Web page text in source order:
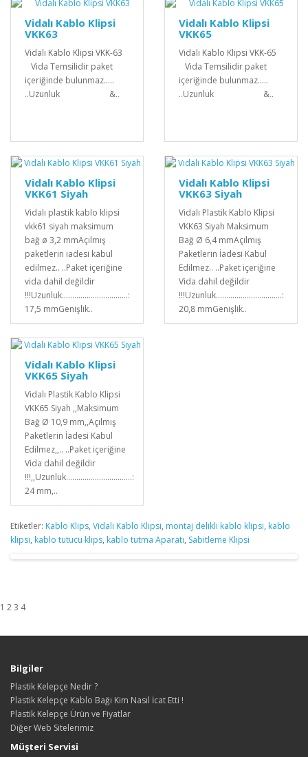
Vidalı Kablo Klipsi
VKK63
Vidalı Kablo Klipsi VKK-63
Vida Temsilidir paket
içeriğinde bulunmaz.....
..Uzunluk &..
Vidalı Kablo Klipsi
VKK65
Vidalı Kablo Klipsi VKK-65
Vida Temsilidir paket
içeriğinde bulunmaz.....
..Uzunluk &..
Vidalı Kablo Klipsi
VKK61 Siyah
Vidalı plastik kablo klipsi
vkk61 siyah maksimum
bağ ø 3,2 mmAçılmış
paketlerin iadesi kabul
edilmez.. ..Paket içeriğine
vida dahil değildir
!!!Uzunluk................................:
17,5 mmGenişlik..
Vidalı Kablo Klipsi
VKK63 Siyah
Vidalı Plastik Kablo Klipsi
VKK63 Siyah Maksimum
Bağ Ø 6,4 mmAçılmış
Paketlerin İadesi Kabul
Edilmez.. ..Paket içeriğine
Vida dahil değildir
!!!Uzunluk................................:
20,8 mmGenişlik..
Vidalı Kablo Klipsi
VKK65 Siyah
Vidalı Plastik Kablo Klipsi
VKK65 Siyah ,,Maksimum
Bağ Ø 10,9 mm,,Açılmış
Paketlerin İadesi Kabul
Edilmez,,.. ..Paket içeriğine
Vida dahil değildir
!!!,,Uzunluk................................:
24 mm,..
Etiketler: Kablo Klips, Vidalı Kablo Klipsi, montaj delikli kablo klipsi, kablo
klipsi, kablo tutucu klips, kablo tutma Aparatı, Sabitleme Klipsi
1 2 3 4
Bilgiler
Plastik Kelepçe Nedir ?
Plastik Kelepçe Kablo Bağı Kim Nasıl İcat Etti !
Plastik Kelepçe Ürün ve Fiyatlar
Diğer Web Sitelerimiz
Müşteri Servisi